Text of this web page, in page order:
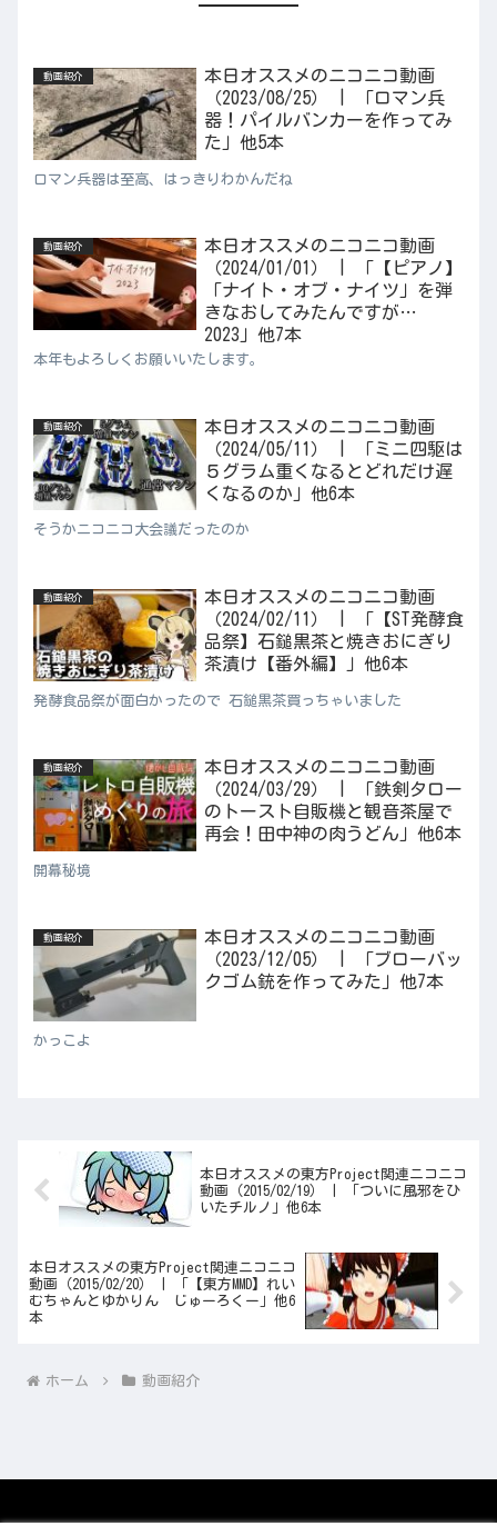
動画紹介
本日オススメのニコニコ動画
（2023/08/25） | 「ロマン兵
器！パイルバンカーを作ってみ
た」他5本
ロマン兵器は至高、はっきりわかんだね
動画紹介
本日オススメのニコニコ動画
（2024/01/01） | 「【ピアノ】
「ナイト・オブ・ナイツ」を弾
きなおしてみたんですが…
2023」他7本
本年もよろしくお願いいたします。
動画紹介
本日オススメのニコニコ動画
（2024/05/11） | 「ミニ四駆は
５グラム重くなるとどれだけ遅
くなるのか」他6本
そうかニコニコ大会議だったのか
動画紹介
本日オススメのニコニコ動画
（2024/02/11） | 「【ST発酵食
品祭】石鎚黒茶と焼きおにぎり
茶漬け【番外編】」他6本
発酵食品祭が面白かったので 石鎚黒茶買っちゃいました
動画紹介
本日オススメのニコニコ動画
（2024/03/29） | 「鉄剣タロー
のトースト自販機と観音茶屋で
再会！田中神の肉うどん」他6本
開幕秘境
動画紹介
本日オススメのニコニコ動画
（2023/12/05） | 「ブローバッ
クゴム銃を作ってみた」他7本
かっこよ
本日オススメの東方Project関連ニコニコ
動画（2015/02/19） | 「ついに風邪をひ
いたチルノ」他6本
本日オススメの東方Project関連ニコニコ
動画（2015/02/20） | 「【東方MMD】れい
むちゃんとゆかりん じゅーろくー」他6
本
ホーム 動画紹介